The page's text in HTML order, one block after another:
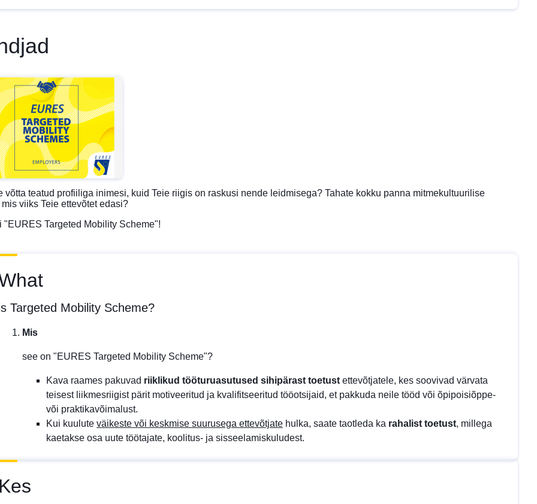
võtta teatud profiiliga inimesi, kuid Teie riigis on raskusi nende leidmisega? Tahate kokku panna mitmekultuurilise
viiks Teie ettevõtet edasi?
"EURES Targeted Mobility Scheme"!
Targeted Mobility Scheme?
Mis
see on "EURES Targeted Mobility Scheme"?
Kava raames pakuvad riiklikud tööturuasutused sihipärast toetust ettevõtjatele, kes soovivad värvata
teisest liikmesriigist pärit motiveeritud ja kvalifitseeritud tööotsijaid, et pakkuda neile tööd või õpipoisiõppe-
või praktikavõimalust.
Kui kuulute väikeste või keskmise suurusega ettevõtjate hulka, saate taotleda ka rahalist toetust, millega
kaetakse osa uute töötajate, koolitus- ja sisseelamiskuludest.